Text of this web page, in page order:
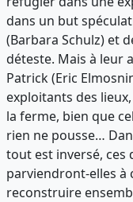
dans un but
(Barbara Schulz) et
déteste. Mais à leur
Patrick (Eric
exploitants des
la ferme, bien que
rien ne pousse…
tout est inversé, ces
parviendront-elles
reconstruire